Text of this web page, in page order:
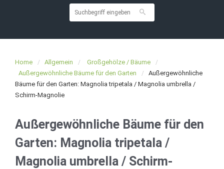
Home Allgemein
Großgehölze / Bäume
Außergewöhnliche Bäume für den Garten
Außergewöhnliche
Bäume für den Garten: Magnolia tripetala / Magnolia umbrella /
Schirm-Magnolie
Außergewöhnliche Bäume für den
Garten: Magnolia tripetala /
Magnolia umbrella / Schirm-